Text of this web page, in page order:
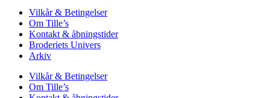
Vilkår & Betingelser
Om Tille’s
Kontakt & åbningstider
Broderiets Univers
Arkiv
Vilkår & Betingelser
Om Tille’s